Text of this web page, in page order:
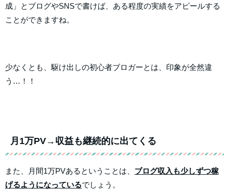
成」とブログやSNSで書けば、ある程度の実績をアピールする
ことができますね。
少なくとも、駆け出しの初心者ブロガーとは、印象が全然違
う…！！
月1万PV→収益も継続的に出てくる
また、月間1万PVあるということは、 ブログ収入も少しずつ稼
げるようになっているでしょう。